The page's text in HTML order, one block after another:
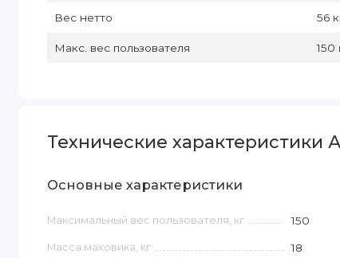
Вес нетто 56
Макс. вес пользователя 150
Технические характеристики
Основные характеристики
Максимальный вес пользователя, кг 150
Масса маховика, кг 18